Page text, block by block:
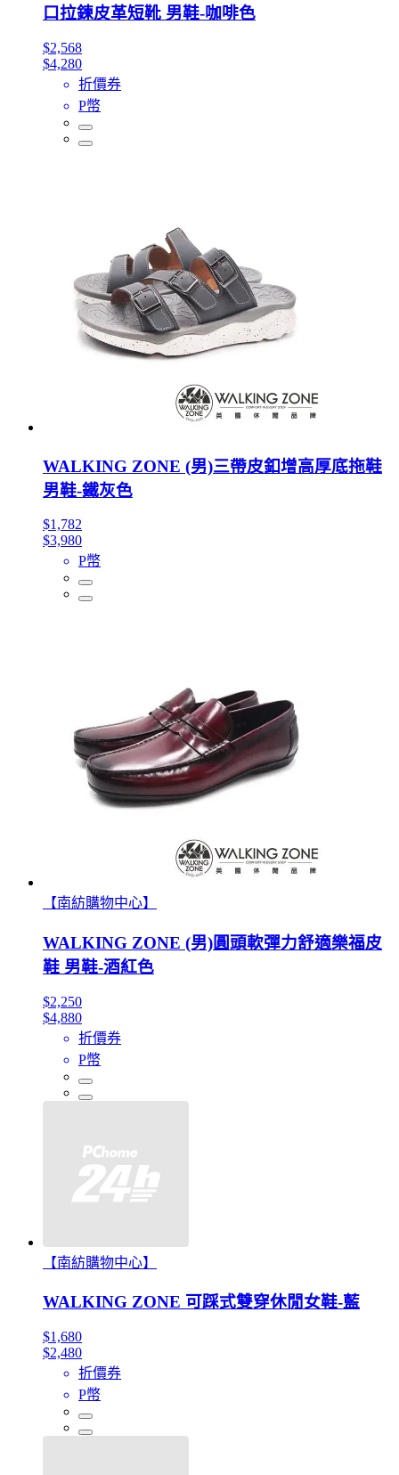
口拉鍊皮革短靴 男鞋-咖啡色
$2,568
$4,280
折價券
P幣
WALKING ZONE (男)三帶皮釦增高厚底拖鞋
男鞋-鐵灰色
$1,782
$3,980
P幣
【南紡購物中心】
WALKING ZONE (男)圓頭軟彈力舒適樂福皮
鞋 男鞋-酒紅色
$2,250
$4,880
折價券
P幣
【南紡購物中心】
WALKING ZONE 可踩式雙穿休閒女鞋-藍
$1,680
$2,480
折價券
P幣